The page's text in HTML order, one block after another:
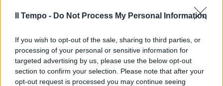
Il Tempo - Do Not Process My Personal Information
If you wish to opt-out of the sale, sharing to third parties, or
processing of your personal or sensitive information for
targeted advertising by us, please use the below opt-out
section to confirm your selection. Please note that after your
opt-out request is processed you may continue seeing